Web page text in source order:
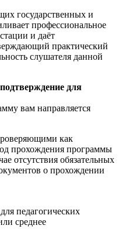
государственных и
профессиональное
и даёт
практический
слушателя данной
для
вам направляется
как
прохождения программы
отсутствия обязательных
о прохождении
педагогических
среднее